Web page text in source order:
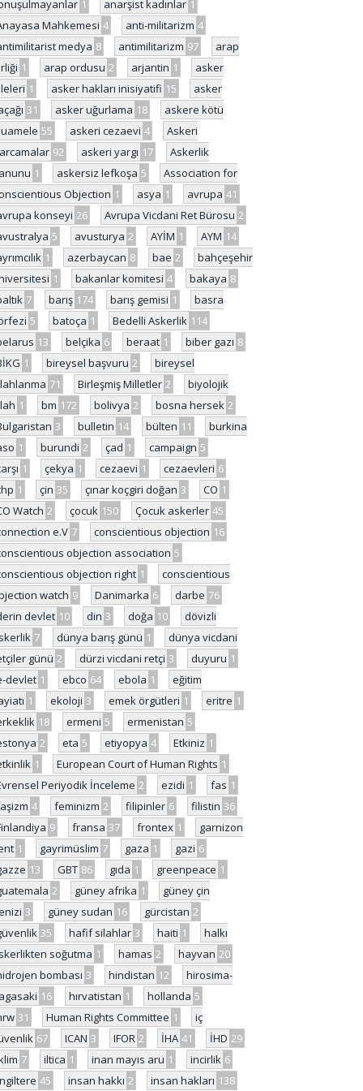
1 anarşist kadınlar 1
Mahkemesi 4 anti-militarizm 4
medya 8 antimilitarizm 97
arap
1 arap ordusu 2 arjantin 1
asker
1 asker hakları inisiyatifi 15
asker
31 asker uğurlama 18
askere kötü
55 askeri cezaevi 4
Askeri
92 askeri yargı 17
Askerlik
1 askersiz lefkoşa 5
Association for
Objection 1 asya 1 avrupa 41
konseyi 26 Avrupa Vicdani Ret Bürosu 2
5 avusturya 2 AYİM 1 AYM 14
1 azerbaycan 8 bae 2
bahçeşehir
1 bakanlar komitesi 4 bakaya 8
7 barış 174 barış gemisi 1
basra
5 batoça 1 Bedelli Askerlik 114
13 belçika 6 beraat 1 biber gazı 8
1 bireysel başvuru 2
bireysel
71 Birleşmiş Milletler 2
biyolojik
1 bm 172 bolivya 2 bosna hersek 2
3 bulletin 14 bülten 11
burkina
1 burundi 2 çad 1 campaign 5
1 çekya 1 cezaevi 1 cezaevleri 6
1 çin 35 çınar koçgiri doğan 3 CO 1
Watch 2 çocuk 150 Çocuk askerler 45
e.V 7 conscientious objection 16
objection association 5
objection right 1
conscientious
watch 9 Danimarka 6 darbe 76
devlet 10 din 3 doğa 10
dövizli
7 dünya barış günü 1
dünya vicdani
günü 2 dürzi vicdani retçi 3 duyuru 1
devlet 1 ebco 64 ebola 1
eğitim
1 ekoloji 3 emek örgütleri 1 eritre 1
18 ermeni 5 ermenistan 5
2 eta 5 etiyopya 4 Etkiniz 1
1 European Court of Human Rights 1
Periyodik İnceleme 2 ezidi 1 fas 1
4 feminizm 2 filipinler 6 filistin 36
9 fransa 37 frontex 1
garnizon
1 gayrimüslim 7 gaza 1 gazi 6
13 GBT 86 gıda 1 greenpeace 1
2 güney afrika 1
güney çin
3 güney sudan 16 gürcistan 2
35 hafif silahlar 3 haiti 1
halkı
soğutma 1 hamas 2 hayvan 20
bombası 3 hindistan 12
hirosima-
16 hırvatistan 1 hollanda 5
31 Human Rights Committee 1
iç
67 ICAN 3 IFOR 2 İHA 41 İHD 29
7 iltica 1 inan mayıs aru 1 incirlik 6
45 insan hakkı 2 insan hakları 138